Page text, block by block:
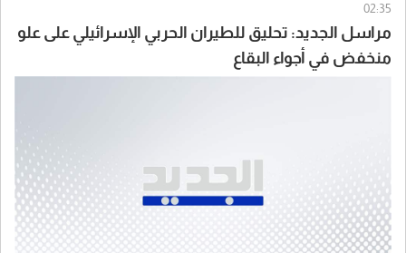
02:35
مراسل الجديد: تحليق للطيران الحربي الإسرائيلي على علو
منخفض في أجواء البقاع